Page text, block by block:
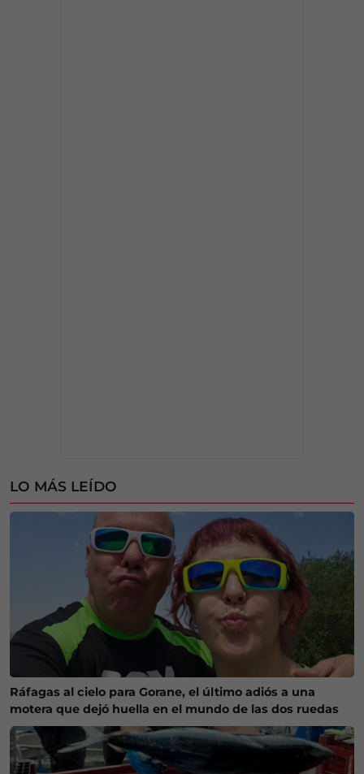
LO MÁS LEÍDO
Ráfagas al cielo para Gorane, el último adiós a una
motera que dejó huella en el mundo de las dos ruedas